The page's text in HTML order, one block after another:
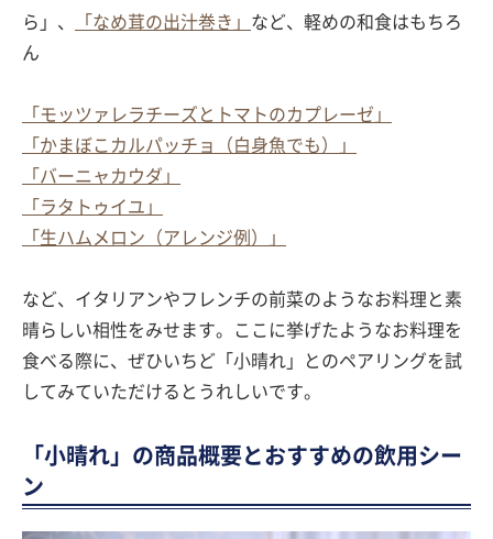
ら」、
「なめ茸の出汁巻き」 など、軽めの和食はもちろ
ん
「モッツァレラチーズとトマトのカプレーゼ」
「かまぼこカルパッチョ（白身魚でも）」
「バーニャカウダ」
「ラタトゥイユ」
「生ハムメロン（アレンジ例）」
など、イタリアンやフレンチの前菜のようなお料理と素
晴らしい相性をみせます。ここに挙げたようなお料理を
食べる際に、ぜひいちど「小晴れ」とのペアリングを試
してみていただけるとうれしいです。
「小晴れ」の商品概要とおすすめの飲用シー
ン